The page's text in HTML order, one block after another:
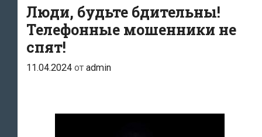
мошенничестве
с
Люди, будьте бдительны!
Телефонные мошенники не
спят!
11.04.2024 от admin